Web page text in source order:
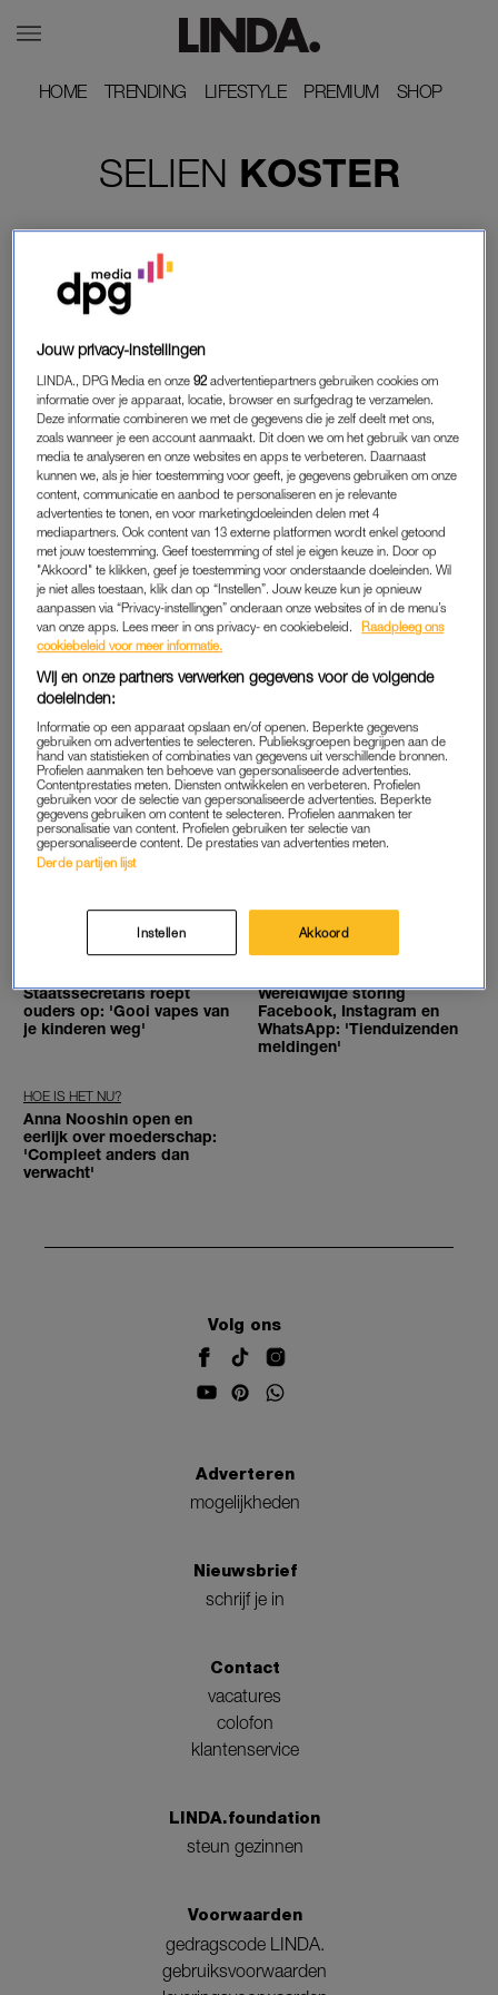
HOME
HOME TRENDING
TRENDING LIFESTYLE
LIFESTYLE PREMIUM
PREMIUM SHOP
SHOP
SELIEN KOSTER
FRAGMENT GEMIST
WENDY VAN DIJK VERRAST JUSTIN IN 'DE
BESTE WENSEN': 'NA 90 KILO AFVALLEN, IS
HET TIJD DAT JE GEHOLPEN WORDT'
VERDRIETIG
Douwe Bob deelt
hartverscheurend nieuws
over zoontje: 'Geboren en
overleden op 30-12-2024'
OH, JA JOH?
Nieuwjaarsduik
Scheveningen afgelast
niet op eigen houtje de zee
in'
WIL JE WETEN
Volledig
inkomensafhankelijke
zorgpremie? Bijna 60
procent van de Nederlanders
is voor (en dit zou je dan
betalen)
UPDATE
Joyce en Albert uit 'B&B Vol
Liefde' over hun relatie: 'Hij
is voor mij een papi chulo'
FRAGMENT GEMIST
Jorah uit Singapore zoekt
BEETJE BIJBLIJVEN
Staatssecretaris roept
ouders op: 'Gooi vapes van
je kinderen weg'
Wereldwijde storing
Facebook, Instagram en
WhatsApp: 'Tienduizenden
meldingen'
HOE IS HET NU?
Anna Nooshin open en
eerlijk over moederschap:
'Compleet anders dan
verwacht'
Volg ons
Adverteren
mogelijkheden
Nieuwsbrief
schrijf je in
Contact
vacatures
colofon
klantenservice
LINDA.foundation
steun gezinnen
Voorwaarden
gedragscode LINDA.
gebruiksvoorwaarden
Jouw privacy-instellingen
LINDA., DPG Media en onze92 advertentiepartners gebruiken cookies om
informatie over je apparaat, locatie, browser en surfgedrag te verzamelen.
Deze informatie combineren we met de gegevens die je zelf deelt met ons,
zoals wanneer je een account aanmaakt. Dit doen we om het gebruik van onze
media te analyseren en onze websites en apps te verbeteren. Daarnaast
kunnen we, als je hier toestemming voor geeft, je gegevens gebruiken om onze
content, communicatie en aanbod te personaliseren en je relevante
advertenties te tonen, en voor marketingdoeleinden delen met 4
mediapartners. Ook content van 13 externe platformen wordt enkel getoond
met jouw toestemming. Geef toestemming of stel je eigen keuze in. Door op
"Akkoord" te klikken, geef je toestemming voor onderstaande doeleinden. Wil
je niet alles toestaan, klik dan op “Instellen”. Jouw keuze kun je opnieuw
aanpassen via “Privacy-instellingen” onderaan onze websites of in de menu’s
van onze apps. Lees meer in ons privacy- en cookiebeleid.
Raadpleeg ons
cookiebeleid voor meer informatie.
Wij en onze partners verwerken gegevens voor de volgende
doeleinden:
Informatie op een apparaat opslaan en/of openen. Beperkte gegevens
gebruiken om advertenties te selecteren. Publieksgroepen begrijpen aan de
hand van statistieken of combinaties van gegevens uit verschillende bronnen.
Profielen aanmaken ten behoeve van gepersonaliseerde advertenties.
Contentprestaties meten. Diensten ontwikkelen en verbeteren. Profielen
gebruiken voor de selectie van gepersonaliseerde advertenties. Beperkte
gegevens gebruiken om content te selecteren. Profielen aanmaken ter
personalisatie van content. Profielen gebruiken ter selectie van
gepersonaliseerde content. De prestaties van advertenties meten.
Derde partijen lijst
Instellen Akkoord